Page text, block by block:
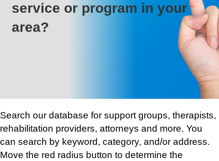
service or program in your
area?
Search our database for support groups, therapists,
rehabilitation providers, attorneys and more. You
can search by keyword, category, and/or address.
Move the red radius button to determine the